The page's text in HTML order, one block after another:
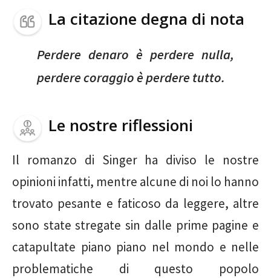
La citazione degna di nota
Perdere denaro è perdere nulla,
perdere coraggio è perdere tutto.
Le nostre riflessioni
Il romanzo di Singer ha diviso le nostre
opinioni infatti, mentre alcune di noi lo hanno
trovato pesante e faticoso da leggere, altre
sono state stregate sin dalle prime pagine e
catapultate piano piano nel mondo e nelle
problematiche di questo popolo